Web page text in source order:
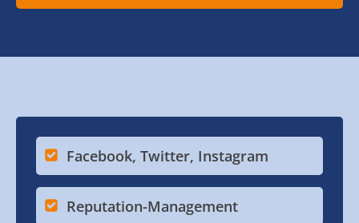
Facebook, Twitter, Instagram
Reputation-Management